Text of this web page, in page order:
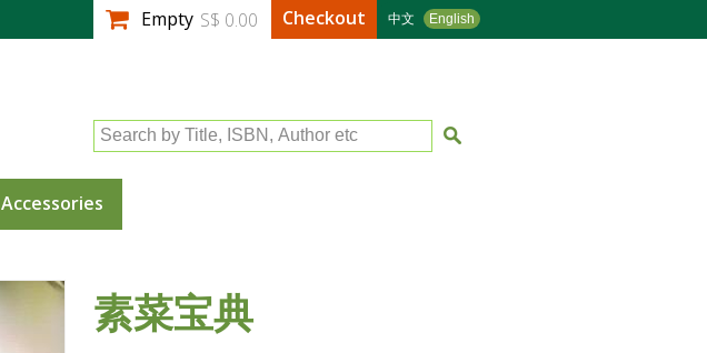
中文 English
Empty S$ 0.00 Checkout
Search by Title, ISBN, Author etc
Accessories
素菜宝典